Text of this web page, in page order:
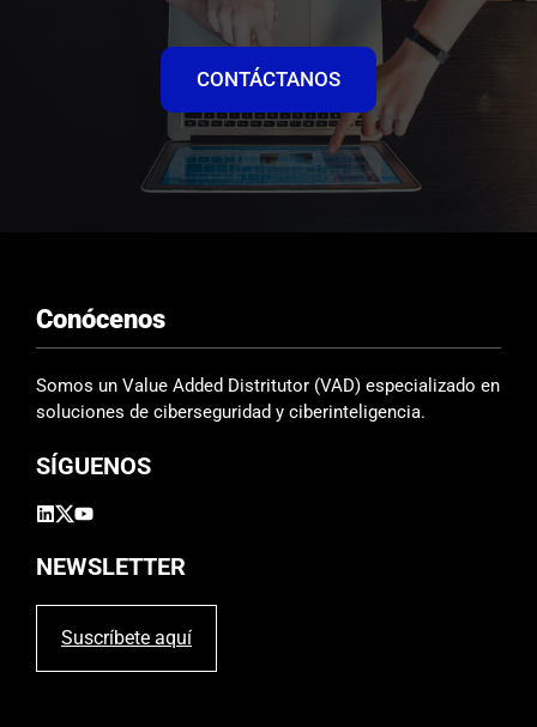
CONTÁCTANOS
Conócenos
Somos un Value Added Distritutor (VAD) especializado en
soluciones de ciberseguridad y ciberinteligencia.
SÍGUENOS
NEWSLETTER
Suscríbete aquí